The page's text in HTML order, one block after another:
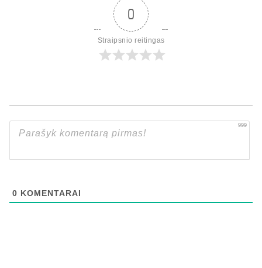
0
Straipsnio reitingas
999
0 KOMENTARAI